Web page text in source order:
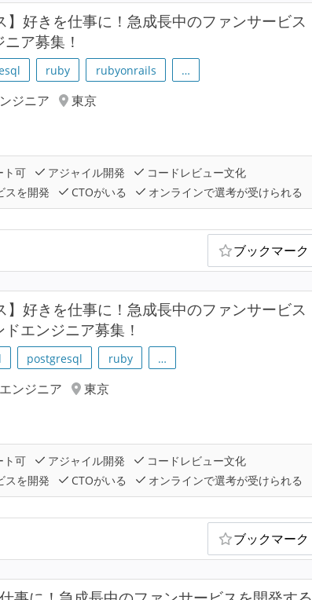
】好きを仕事に！急成長中のファンサービス
ア募集！
ruby rubyonrails …
ジニア
東京
ト可 アジャイル開発
コードレビュー文化
スを開発 CTOがいる オンラインで選考が受けられる
ブックマーク
】好きを仕事に！急成長中のファンサービス
エンジニア募集！
postgresql ruby …
ンジニア
東京
ト可 アジャイル開発
コードレビュー文化
スを開発 CTOがいる オンラインで選考が受けられる
ブックマーク